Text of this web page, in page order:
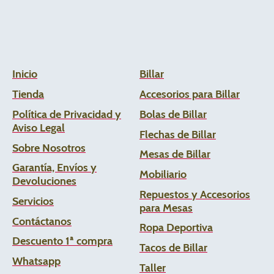
Inicio
Tienda
Política de Privacidad y
Aviso Legal
Sobre Nosotros
Garantía, Envíos y
Devoluciones
Servicios
Contáctanos
Descuento 1ª compra
Whatsapp
Billar
Accesorios para Billar
Bolas de Billar
Flechas de Billar
Mesas de Billar
Mobiliario
Repuestos y Accesorios
para Mesas
Ropa Deportiva
Tacos de Billar
Taller